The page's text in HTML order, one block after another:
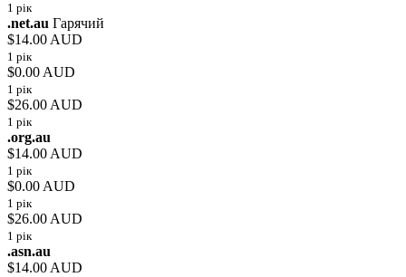
1 рік
.net.au Гарячий
$14.00 AUD
1 рік
$0.00 AUD
1 рік
$26.00 AUD
1 рік
.org.au
$14.00 AUD
1 рік
$0.00 AUD
1 рік
$26.00 AUD
1 рік
.asn.au
$14.00 AUD